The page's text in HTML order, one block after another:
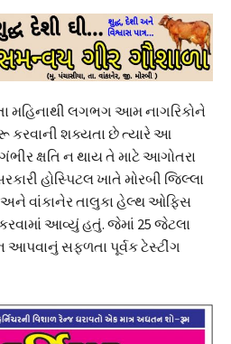
મહિનાથી લગભગ આમ નાગરિકોને
કરવાની શક્યતા છે ત્યારે આ
ક્ષતિ ન થાય તે માટે આગોતરા
હોસ્પિટલ ખાતે મોરબી જિલ્લા
વાંકાનેર તાલુકા હેલ્થ ઓફિસ
આવ્યું હતું. જેમાં 25 જેટલા
આપવાનું સફળતા પૂર્વક ટેસ્ટીંગ